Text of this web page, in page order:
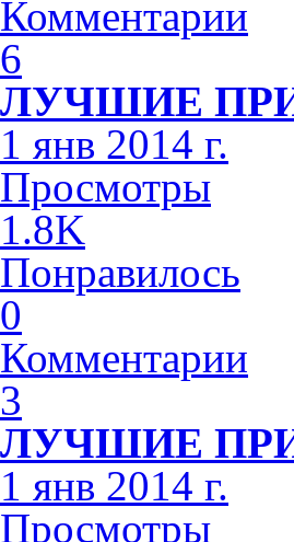
Комментарии
6
ЛУЧШИЕ
1 янв 2014 г.
Просмотры
1.8K
Понравилось
0
Комментарии
3
ЛУЧШИЕ
1 янв 2014 г.
Просмотры